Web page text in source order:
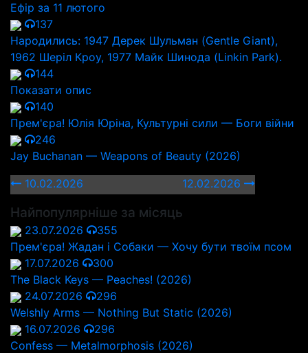
Ефір за 11 лютого
137
Народились: 1947 Дерек Шульман (Gentle Giant),
1962 Шеріл Кроу, 1977 Майк Шинода (Linkin Park).
144
Показати опис
140
Прем'єра! Юлія Юріна, Культурні сили — Боги війни
246
Jay Buchanan — Weapons of Beauty (2026)
10.02.2026
12.02.2026
Найпопулярніше за місяць
23.07.2026
355
Прем'єра! Жадан і Собаки — Хочу бути твоїм псом
17.07.2026
300
The Black Keys — Peaches! (2026)
24.07.2026
296
Welshly Arms — Nothing But Static (2026)
16.07.2026
296
Confess — Metalmorphosis (2026)